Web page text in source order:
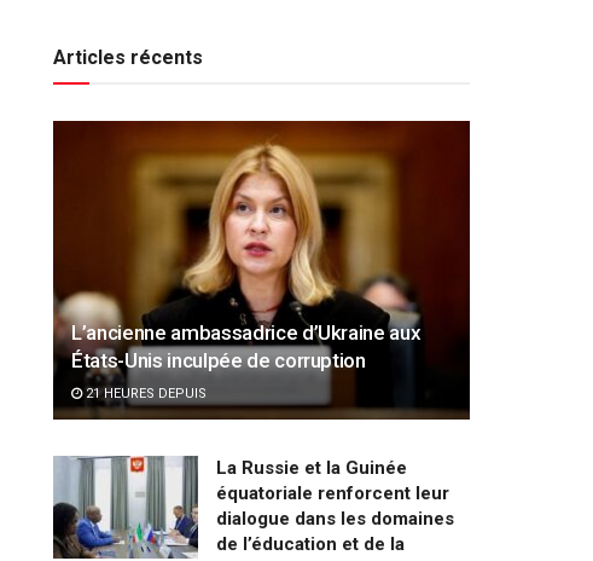
Articles récents
L’ancienne ambassadrice d’Ukraine aux
États-Unis inculpée de corruption
21 HEURES DEPUIS
La Russie et la Guinée
équatoriale renforcent leur
dialogue dans les domaines
de l’éducation et de la